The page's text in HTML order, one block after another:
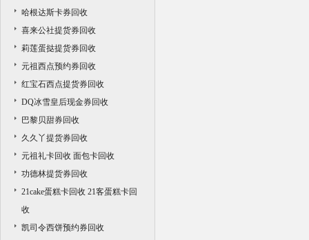
哈根达斯卡券回收
喜来公社提货券回收
莉莲蛋挞提货券回收
元祖西点预约券回收
红宝石西点提货券回收
DQ冰雪皇后现金券回收
巴黎贝甜券回收
久久丫提货券回收
元祖礼卡回收 面包卡回收
功德林提货券回收
21cake蛋糕卡回收 21客蛋糕卡回
收
凯司令西饼预约券回收